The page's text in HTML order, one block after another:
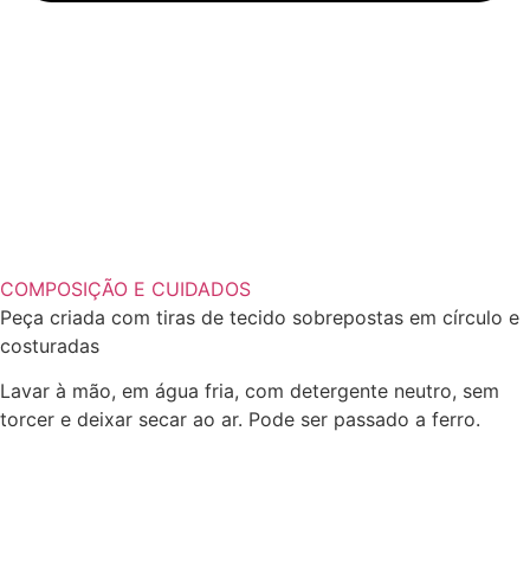
COMPOSIÇÃO E CUIDADOS
Peça criada com tiras de tecido sobrepostas em círculo e
costuradas
Lavar à mão, em água fria, com detergente neutro, sem
torcer e deixar secar ao ar. Pode ser passado a ferro.